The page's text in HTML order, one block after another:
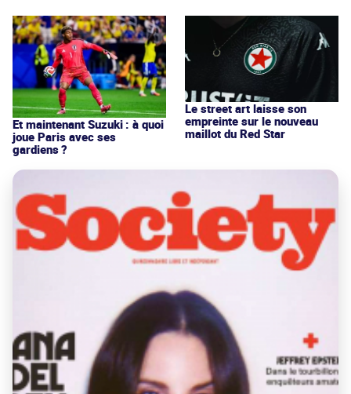
Et maintenant Suzuki : à quoi
joue Paris avec ses
gardiens ?
Le street art laisse son
empreinte sur le nouveau
maillot du Red Star